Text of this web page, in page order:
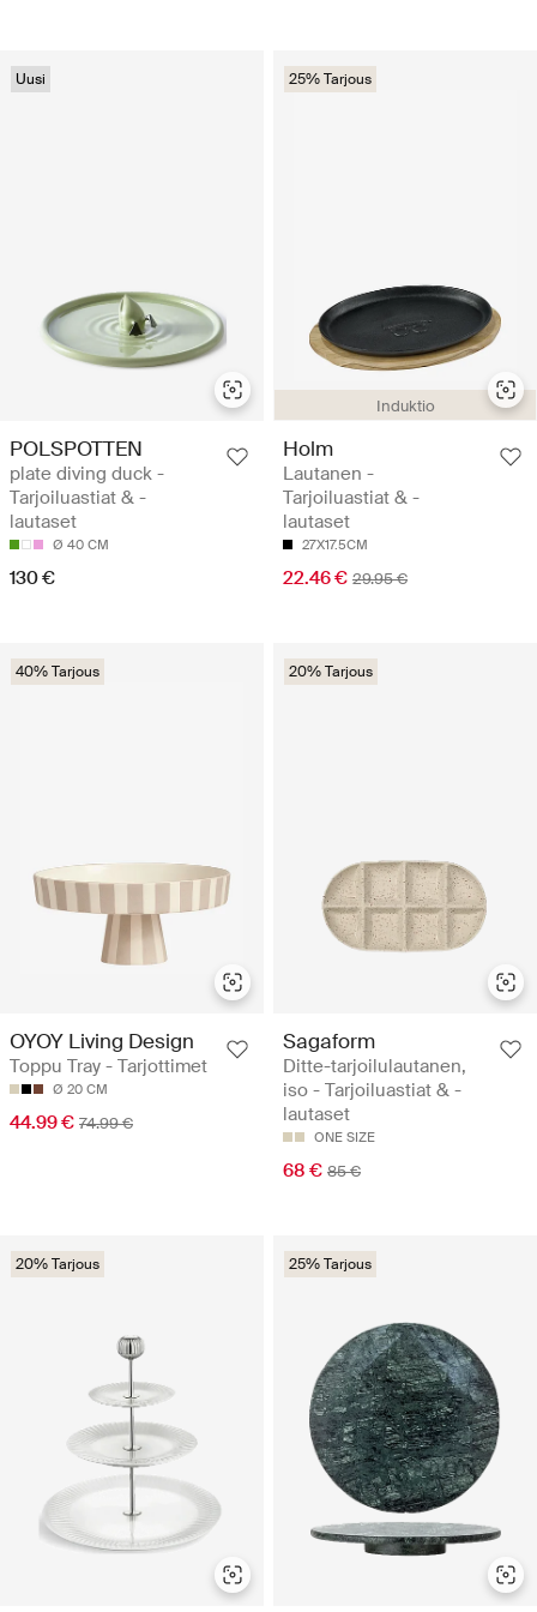
Uusi
POLSPOTTEN
plate diving duck -
Tarjoiluastiat & -
lautaset
Ø 40 CM
130 €
Induktio
25% Tarjous
Holm
Lautanen -
Tarjoiluastiat & -
lautaset
27X17.5CM
22.46 € 29.95 €
40% Tarjous
OYOY Living Design
Toppu Tray - Tarjottimet
Ø 20 CM
44.99 € 74.99 €
20% Tarjous
Sagaform
Ditte-tarjoilulautanen,
iso - Tarjoiluastiat & -
lautaset
ONE SIZE
68 € 85 €
20% Tarjous 25% Tarjous